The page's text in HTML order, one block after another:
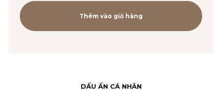
Máy
PARKER
Xanh-
Thêm vào giỏ hàng
DẤU ẤN CÁ NHÂN